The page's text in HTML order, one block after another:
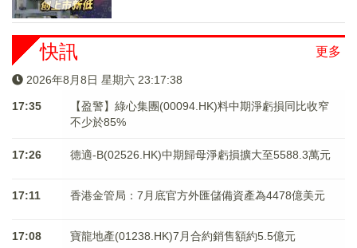
更多
快訊
2026年8月8日 星期六 23:17:38
17:35
【盈警】綠心集團(00094.HK)料中期淨虧損同比收窄
不少於85%
17:26 德適-B(02526.HK)中期歸母淨虧損擴大至5588.3萬元
17:11 香港金管局：7月底官方外匯儲備資產為4478億美元
17:08 寶龍地產(01238.HK)7月合約銷售額約5.5億元